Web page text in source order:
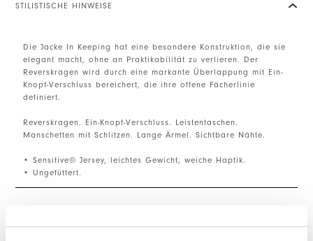
STILISTISCHE HINWEISE
Die Jacke In Keeping hat eine besondere Konstruktion, die sie
elegant macht, ohne an Praktikabilität zu verlieren. Der
Reverskragen wird durch eine markante Überlappung mit Ein-
Knopf-Verschluss bereichert, die ihre offene Fächerlinie
definiert.
Reverskragen. Ein-Knopf-Verschluss. Leistentaschen.
Manschetten mit Schlitzen. Lange Ärmel. Sichtbare Nähte.
• Sensitive® Jersey, leichtes Gewicht, weiche Haptik.
• Ungefüttert.